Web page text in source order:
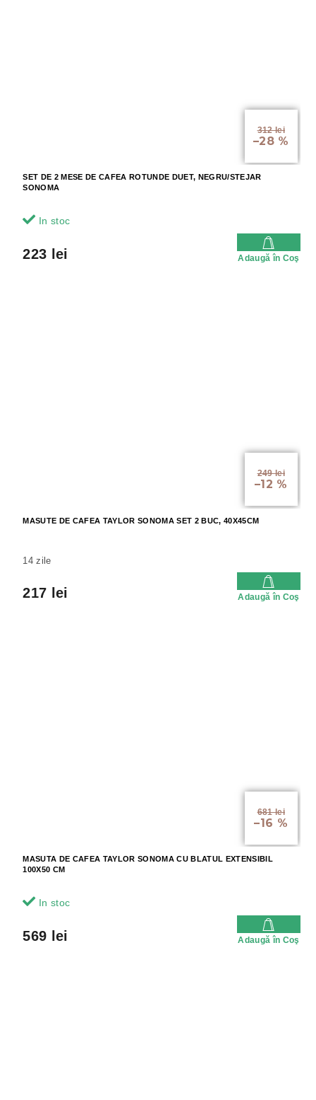
312 lei
–28 %
SET DE 2 MESE DE CAFEA ROTUNDE DUET, NEGRU/STEJAR
SONOMA
In stoc
223 lei Adaugă în Coş
249 lei
–12 %
MASUTE DE CAFEA TAYLOR SONOMA SET 2 BUC, 40X45CM
14 zile
217 lei Adaugă în Coş
681 lei
–16 %
MASUTA DE CAFEA TAYLOR SONOMA CU BLATUL EXTENSIBIL
100X50 CM
In stoc
569 lei Adaugă în Coş